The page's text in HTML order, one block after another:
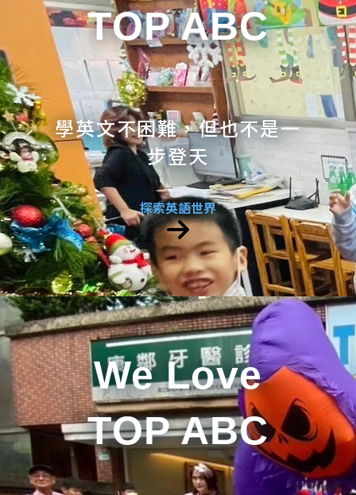
TOP ABC
學英文不困難，但也不是一
步登天
探索英語世界
We Love
TOP ABC